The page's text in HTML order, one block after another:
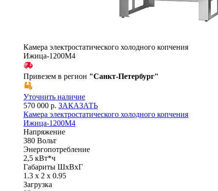
Камера электростатического холодного копчения
Ижица-1200М4
Привезем в регион "Санкт-Петербург"
Уточнить наличие
570 000 р. ЗАКАЗАТЬ
Камера электростатического холодного копчения
Ижица-1200М4
Напряжение
380 Вольт
Энергопотребление
2,5 кВт*ч
Габариты ШхВхГ
1.3 x 2 x 0.95
Загрузка